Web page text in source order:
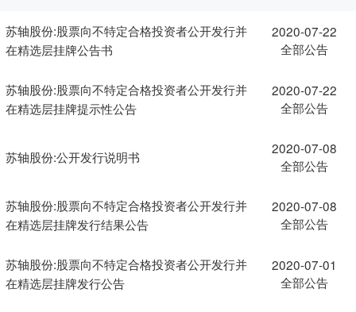
苏轴股份:股票向不特定合格投资者公开发行并
在精选层挂牌公告书
2020-07-22
全部公告
苏轴股份:股票向不特定合格投资者公开发行并
在精选层挂牌提示性公告
2020-07-22
全部公告
苏轴股份:公开发行说明书
2020-07-08
全部公告
苏轴股份:股票向不特定合格投资者公开发行并
在精选层挂牌发行结果公告
2020-07-08
全部公告
苏轴股份:股票向不特定合格投资者公开发行并
在精选层挂牌发行公告
2020-07-01
全部公告